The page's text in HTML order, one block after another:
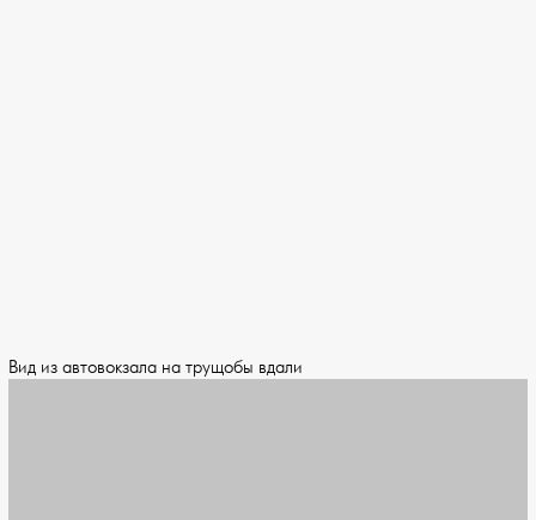
Вид из автовокзала на трущобы вдали